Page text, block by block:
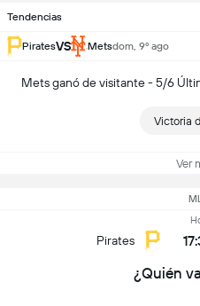
Tendencias
PiratesVS Metsdom, 9º ago
Mets ganó de visitante - 5/6
Victoria
Ver
Pirates
¿Quién